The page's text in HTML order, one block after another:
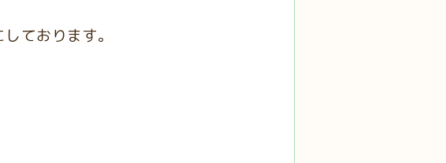
ております。